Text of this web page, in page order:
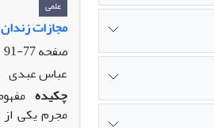
علمی
مجازات
صفحه77-91
عباس عبدی
چکیده
مجرم یکی